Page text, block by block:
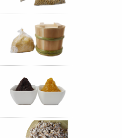
蔵用アルミ袋が完
全オリジナルで特
の美味しさをその
化防止と長期保存
た！
甘酒ゼリー発売